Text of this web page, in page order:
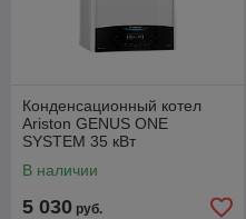
Конденсационный котел
Ariston GENUS ONE
SYSTEM 35 кВт
В наличии
5 030 руб.